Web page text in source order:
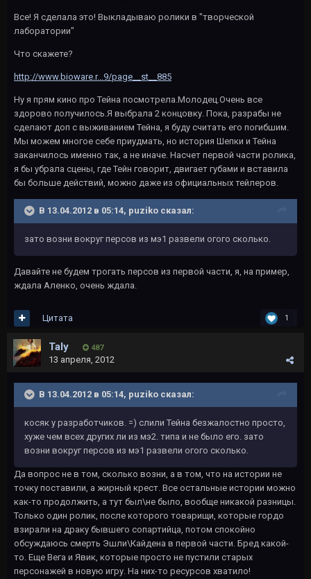
Все! Я сделала это! Выкладываю ролики в "творческой
лаборатории"
Что скажете?
http://www.bioware.r...9/page__st__885
Ну я прям кино про Тейна посмотрела.Молодец.Очень все
здорово получилось.Я выбрала 2 концовку. Пока, разрабы не
сделают доп с выживанием Тейна, я буду считать его погибшим.
Мы можем многое себе приудмать, но история Шепки и Тейна
заканчилось именно так, а не иначе. Насчет первой части ролика,
я бы убрала сцены, где Тейн говорит, двигает губами и вставила
бы больше действий, можно даже из официальных тейлеров.
В 13.04.2012 в 05:14, puziko сказал:
зато возни вокруг персов из мэ1 развели огого сколько.
Давайте не будем трогать персов из первой части, я, на пример,
ждала Аленко, очень ждала.
1
Цитата
Taly 487
13 апреля, 2012
В 13.04.2012 в 05:14, puziko сказал:
косяк у разработчиков. =) слили Тейна безжалостно просто,
хуже чем всех других ли из мэ2. типа и не было его. зато
возни вокруг персов из мэ1 развели огого сколько.
Да вопрос не в том, сколько возни, а в том, что на истории не
точку поставили, а жирный крест. Все остальные истории можно
как-то продолжить, а тут был\не было, вообще никакой разницы.
Только один ролик, после которого товарищи, которые гордо
взирали на драку бывшего сопартийца, потом спокойно
обсуждаюсь смерть Эшли\Кайдена в первой части. Бред какой-
то. Еще Вега и Явик, которые просто не пустили старых
персонажей в новую игру. На них-то ресурсов хватило!